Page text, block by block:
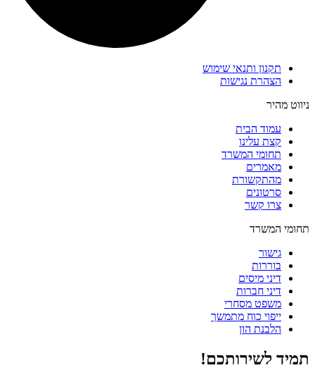
תקנון ותנאי שימוש
הצהרת נגישות
ניווט מהיר
עמוד הבית
קצת עלינו
תחומי המשרד
מאמרים
מהתקשורת
סרטונים
צרו קשר
תחומי המשרד
גישור
בוררות
דיני מיסים
דיני חברות
משפט מסחרי
ייפוי כוח מתמשך
הלבנת הון
תמיד לשירותכם!